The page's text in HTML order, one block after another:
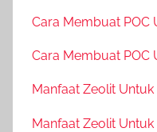
Cara Membuat POC
Cara Membuat POC
Manfaat Zeolit Untuk
Manfaat Zeolit Untuk